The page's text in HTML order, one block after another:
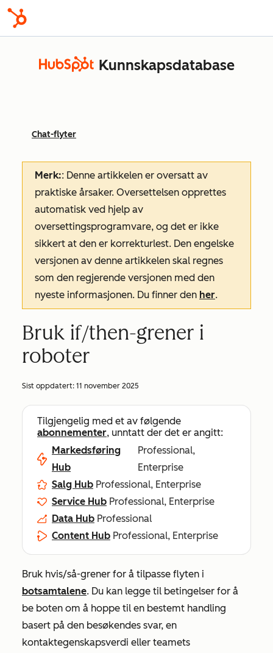
Kunnskapsdatabase
Chat-flyter
Merk:: Denne artikkelen er oversatt av
praktiske årsaker. Oversettelsen opprettes
automatisk ved hjelp av
oversettingsprogramvare, og det er ikke
sikkert at den er korrekturlest. Den engelske
versjonen av denne artikkelen skal regnes
som den regjerende versjonen med den
nyeste informasjonen. Du finner den her.
Bruk if/then-grener i
roboter
Sist oppdatert: 11 november 2025
Tilgjengelig med et av følgende
abonnementer, unntatt der det er angitt:
Markedsføring
Hub
Professional,
Enterprise
Salg Hub Professional, Enterprise
Service Hub Professional, Enterprise
Data Hub Professional
Content Hub Professional, Enterprise
Bruk hvis/så-grener for å tilpasse flyten i
botsamtalene. Du kan legge til betingelser for å
be boten om å hoppe til en bestemt handling
basert på den besøkendes svar, en
kontaktegenskapsverdi eller teamets